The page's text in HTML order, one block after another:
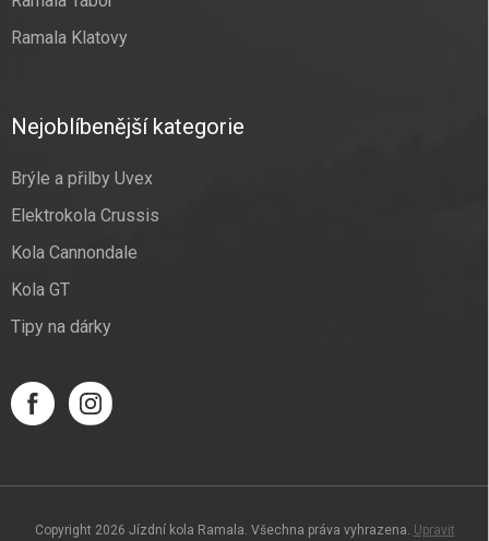
Ramala Klatovy
Nejoblíbenější kategorie
Brýle a přilby Uvex
Elektrokola Crussis
Kola Cannondale
Kola GT
Tipy na dárky
Copyright 2026 Jízdní kola Ramala. Všechna práva vyhrazena. Upravit